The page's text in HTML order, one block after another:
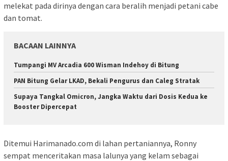
melekat pada dirinya dengan cara beralih menjadi petani cabe
dan tomat.
BACAAN LAINNYA
Tumpangi MV Arcadia 600 Wisman Indehoy di Bitung
PAN Bitung Gelar LKAD, Bekali Pengurus dan Caleg Stratak
Supaya Tangkal Omicron, Jangka Waktu dari Dosis Kedua ke
Booster Dipercepat
Ditemui Harimanado.com di lahan pertaniannya, Ronny
sempat menceritakan masa lalunya yang kelam sebagai